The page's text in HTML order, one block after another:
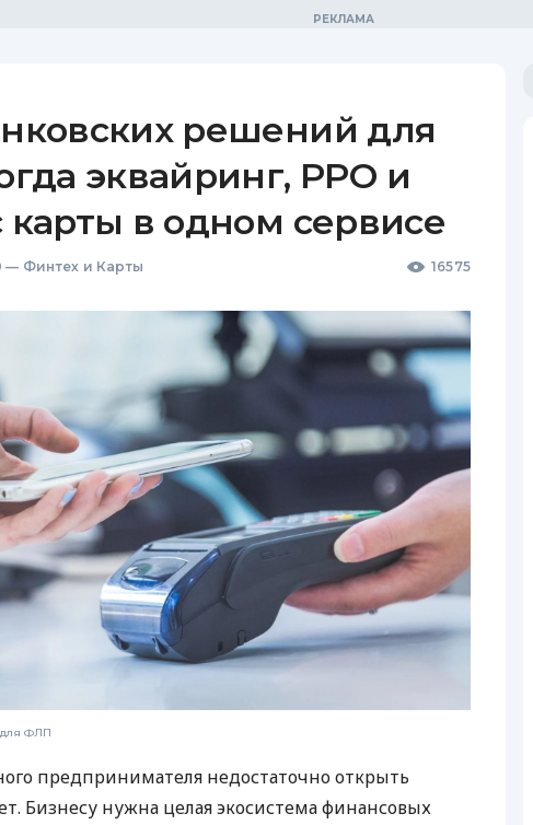
решений для
эквайринг, РРО и
карты в одном сервисе
— Финтех и Карты 16575
для ФЛП
предпринимателя недостаточно открыть
Бизнесу нужна целая экосистема финансовых